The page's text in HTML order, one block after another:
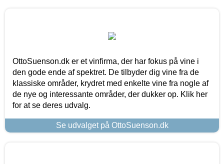
OttoSuenson.dk er et vinfirma, der har fokus på vine i
den gode ende af spektret. De tilbyder dig vine fra de
klassiske områder, krydret med enkelte vine fra nogle af
de nye og interessante områder, der dukker op. Klik her
for at se deres udvalg.
Se udvalget på OttoSuenson.dk